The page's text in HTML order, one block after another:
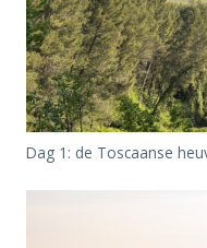
Dag 1: de Toscaanse